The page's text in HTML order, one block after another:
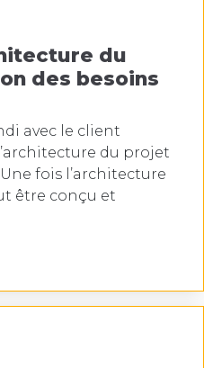
du
des besoins
avec le client
du projet
fois l’architecture
être conçu et